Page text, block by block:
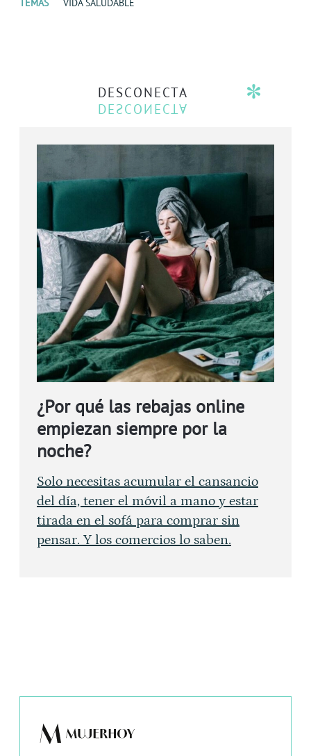
TEMAS VIDA SALUDABLE
DESCONECTA
¿Por qué las rebajas online
empiezan siempre por la
noche?
Solo necesitas acumular el cansancio
del día, tener el móvil a mano y estar
tirada en el sofá para comprar sin
pensar. Y los comercios lo saben.